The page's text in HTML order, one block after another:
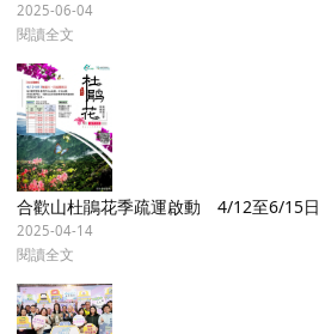
2025-06-04
閱讀全文
合歡山杜鵑花季疏運啟動 4/12至6/15
2025-04-14
閱讀全文